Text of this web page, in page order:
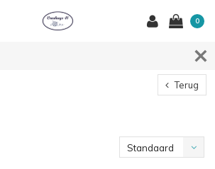
0
Terug
Standaard